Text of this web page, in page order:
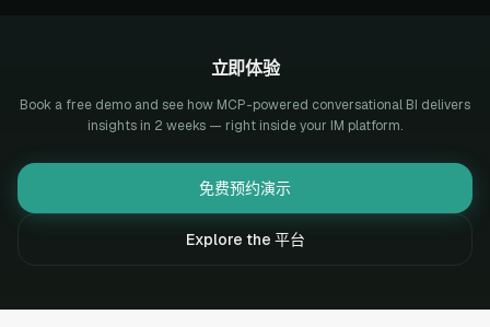
立即体验
Book a free demo and see how MCP-powered conversational BI delivers
insights in 2 weeks — right inside your IM platform.
免费预约演示
Explore the 平台